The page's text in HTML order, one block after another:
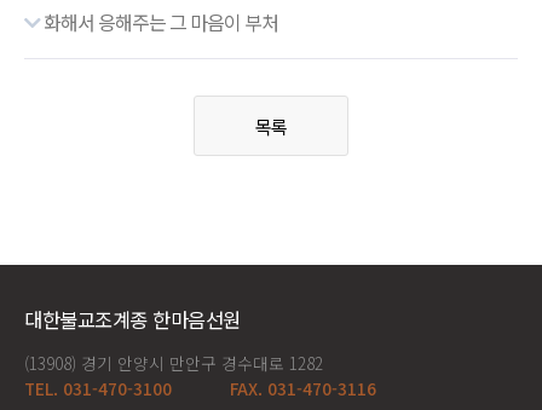
화해서 응해주는 그 마음이 부처
목록
대한불교조계종 한마음선원
(13908) 경기 안양시 만안구 경수대로 1282
TEL. 031-470-3100
FAX. 031-470-3116